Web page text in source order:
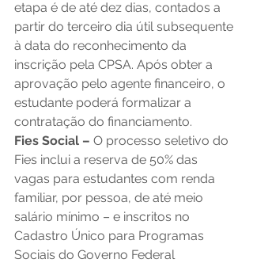
etapa é de até dez dias, contados a
partir do terceiro dia útil subsequente
à data do reconhecimento da
inscrição pela CPSA. Após obter a
aprovação pelo agente financeiro, o
estudante poderá formalizar a
contratação do financiamento.
Fies Social – O processo seletivo do
Fies inclui a reserva de 50% das
vagas para estudantes com renda
familiar, por pessoa, de até meio
salário mínimo – e inscritos no
Cadastro Único para Programas
Sociais do Governo Federal